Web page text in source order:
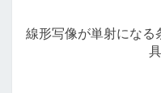
ナ線形写像が単射になる